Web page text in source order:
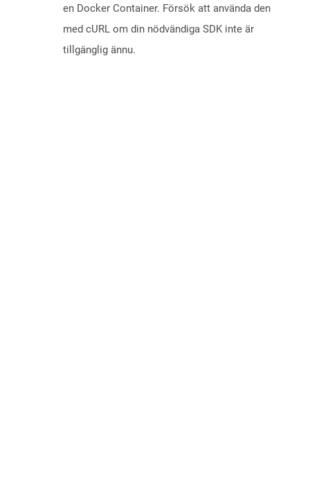
en Docker Container. Försök att använda den
med cURL om din nödvändiga SDK inte är
tillgänglig ännu.